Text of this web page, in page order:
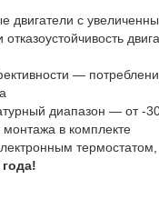
с
—
диапазон — от -
в комплекте
термостатом